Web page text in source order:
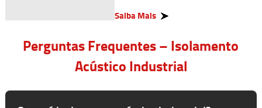
Saiba Mais
Perguntas Frequentes – Isolamento
Acústico Industrial